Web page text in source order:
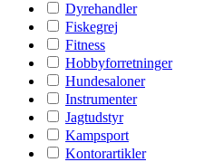
Dyrehandler
Fiskegrej
Fitness
Hobbyforretninger
Hundesaloner
Instrumenter
Jagtudstyr
Kampsport
Kontorartikler